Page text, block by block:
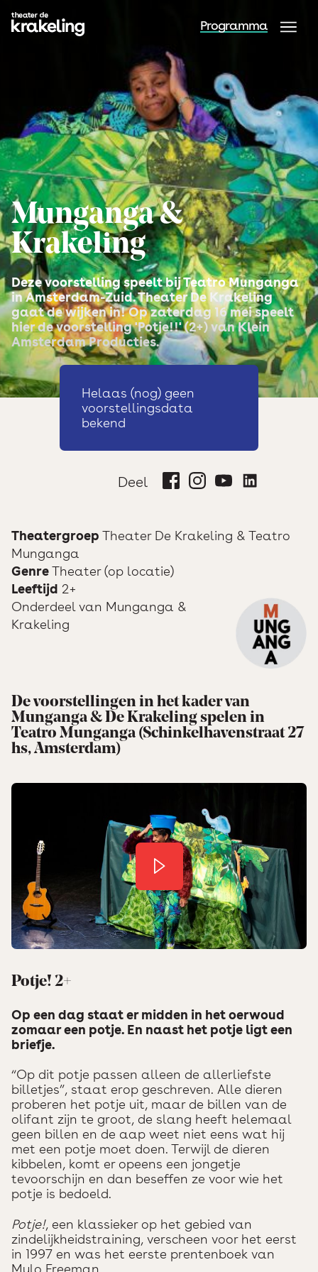
Programma
Munganga &
Krakeling
Deze voorstelling speelt bij Teatro Munganga
in Amsterdam-Zuid. Theater De Krakeling
gaat de wijken in! Op zaterdag 16 mei speelt
hier de voorstelling 'Potje!!' (2+) van Klein
Amsterdam Producties.
Helaas (nog) geen
voorstellingsdata
bekend
Deel
Theatergroep Theater De Krakeling & Teatro
Munganga
GenreTheater (op locatie)
Leeftijd 2+
Onderdeel van Munganga &
Krakeling
De voorstellingen in het kader van
Munganga & De Krakeling spelen in
Teatro Munganga (Schinkelhavenstraat 27
hs, Amsterdam)
Potje! 2+
Op een dag staat er midden in het oerwoud
zomaar een potje. En naast het potje ligt een
briefje.
“Op dit potje passen alleen de allerliefste
billetjes”, staat erop geschreven. Alle dieren
proberen het potje uit, maar de billen van de
olifant zijn te groot, de slang heeft helemaal
geen billen en de aap weet niet eens wat hij
met een potje moet doen. Terwijl de dieren
kibbelen, komt er opeens een jongetje
tevoorschijn en dan beseffen ze voor wie het
potje is bedoeld.
Potje!, een klassieker op het gebied van
zindelijkheidstraining, verscheen voor het eerst
in 1997 en was het eerste prentenboek van
Mylo Freeman.